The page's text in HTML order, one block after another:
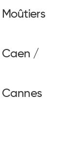
Caen /